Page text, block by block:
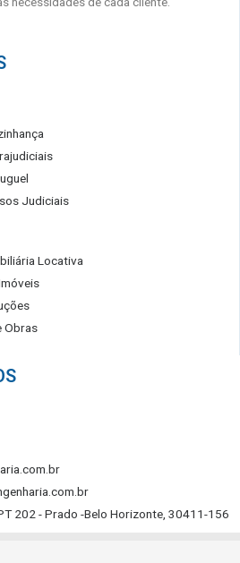
Judiciais
Locativa
Obras
202 - Prado -Belo Horizonte, 30411-156